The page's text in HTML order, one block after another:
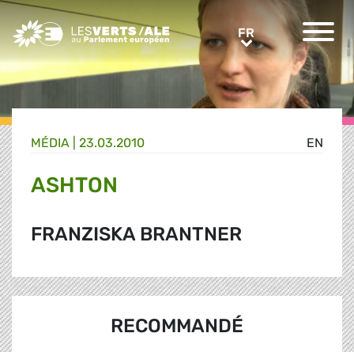
Greens/EFA Home FRFR
EN
MÉDIA 23.03.2010
ASHTON
FRANZISKA BRANTNER
RECOMMANDÉ